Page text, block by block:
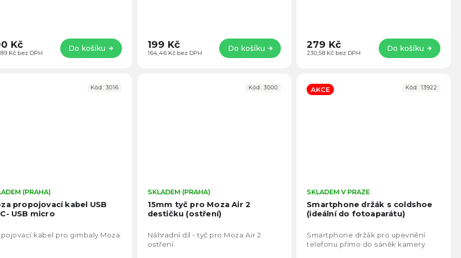
Kč bez DPH
Kč Do košíku 164,46 Kč bez DPH
199 Kč Do košíku 230,58 Kč bez DPH
279 Kč Do košíku
propojovací kabel USB
USB micro
Průměrné
hodnocení
produktu
(PRAHA)
kabel pro gimbaly Moza.
Kód:3016
15mm tyč pro Moza Air 2
destičku (ostření)
Průměrné
hodnocení
produktu
SKLADEM (PRAHA)
Náhradní díl - tyč pro Moza Air 2
ostření.
Kód:3000 AKCE
Smartphone držák s coldshoe
(ideální do fotoaparátu)
SKLADEM V PRAZE
Smartphone držák pro upevnění
telefonu přímo do sáněk kamery.
Kód: 13922